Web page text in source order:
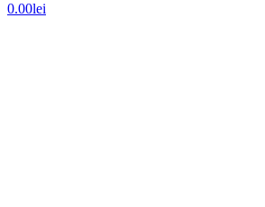
0.00lei